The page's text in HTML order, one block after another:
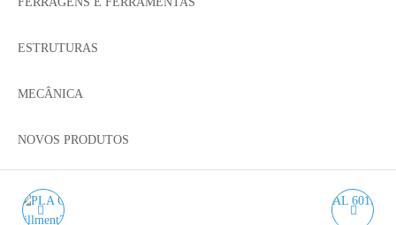
ESTRUTURAS
MECÂNICA
NOVOS PRODUTOS